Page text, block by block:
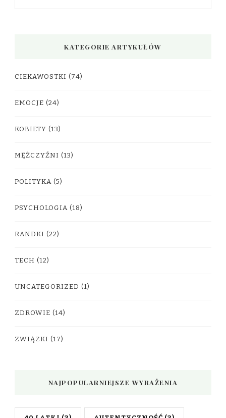
KATEGORIE ARTYKUŁÓW
CIEKAWOSTKI (74)
EMOCJE (24)
KOBIETY (13)
MĘŻCZYŹNI (13)
POLITYKA (5)
PSYCHOLOGIA (18)
RANDKI (22)
TECH (12)
UNCATEGORIZED (1)
ZDROWIE (14)
ZWIĄZKI (17)
NAJPOPULARNIEJSZE WYRAŻENIA